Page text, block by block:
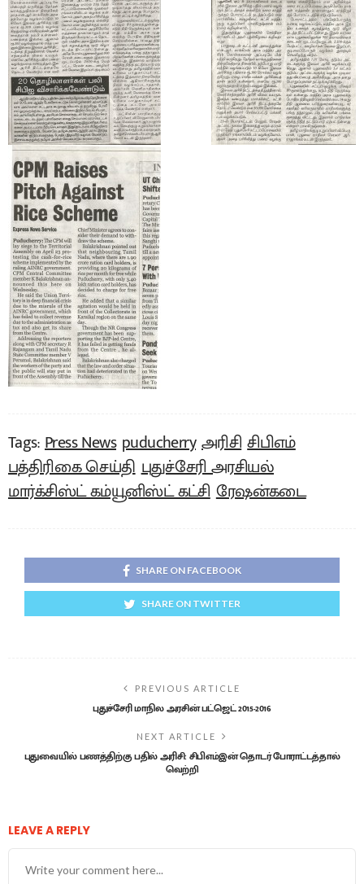
Tags: Press News puducherry அரிசி சிபிஎம்
பத்திரிகை செய்தி புதுச்சேரி அரசியல்
மார்க்சிஸ்ட் கம்யூனிஸ்ட் கட்சி ரேஷன்கடை
SHARE ON FACEBOOK
SHARE ON TWITTER
PREVIOUS ARTICLE
புதுச்சேரி மாநில அரசின் பட்ஜெட் 2015-2016
NEXT ARTICLE
புதுவையில் பணத்திற்கு பதில் அரிசி: சிபிஎம்இன் தொடர் போராட்டத்தால்
வெற்றி
LEAVE A REPLY